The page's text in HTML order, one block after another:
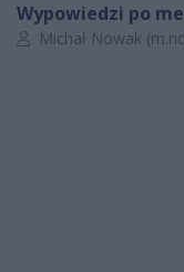
Wypowiedzi po
Autor artykułu:
Michał Nowak (